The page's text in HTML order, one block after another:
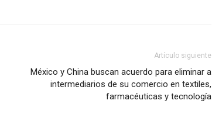
Artículo siguiente
México y China buscan acuerdo para eliminar a
intermediarios de su comercio en textiles,
farmacéuticas y tecnología